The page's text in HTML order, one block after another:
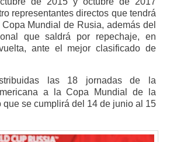
representantes directos que tendrá
Mundial de Rusia, además del
que saldrá por repechaje, en
ante el mejor clasificado de
las 18 jornadas de la
a la Copa Mundial de la
que se cumplirá del 14 de junio al 15